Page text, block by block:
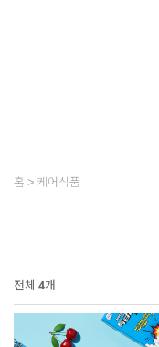
홈 케어식품
전체 4개